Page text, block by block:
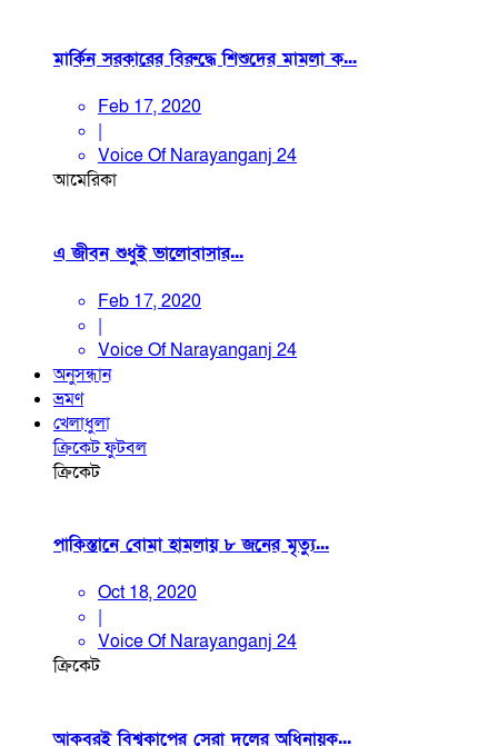
মার্কিন সরকারের বিরুদ্ধে শিশুদের মামলা ক...
Feb 17, 2020
|
Voice Of Narayanganj 24
আমেরিকা
এ জীবন শুধুই ভালোবাসার...
Feb 17, 2020
|
Voice Of Narayanganj 24
অনুসন্ধান
ভ্রমণ
খেলাধুলা
ক্রিকেটফুটবল
ক্রিকেট
পাকিস্তানে বোমা হামলায় ৮ জনের মৃত্যু...
Oct 18, 2020
|
Voice Of Narayanganj 24
ক্রিকেট
আকবরই বিশ্বকাপের সেরা দলের অধিনায়ক...